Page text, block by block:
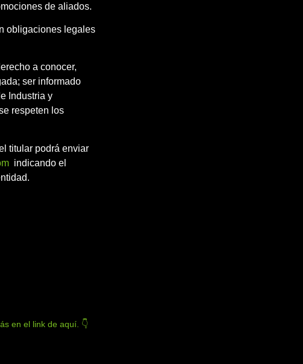
de aliados.
obligaciones legales
a conocer,
ser informado
Industria y
respeten los
titular podrá enviar
indicando el
en el link de aquí. 👇